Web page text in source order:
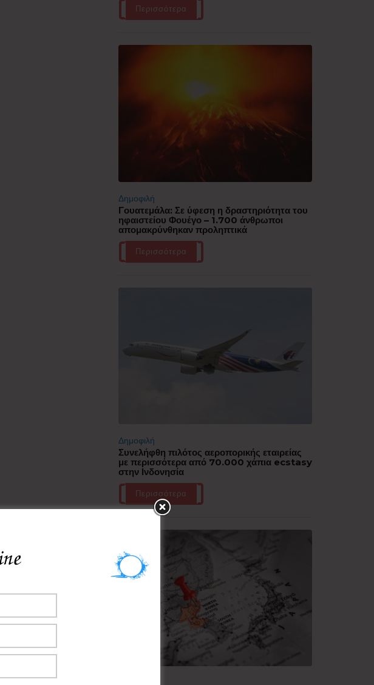
Περισσότερα
Δημοφιλή
Γουατεμάλα: Σε ύφεση η δραστηριότητα του
ηφαιστείου Φουέγο – 1.700 άνθρωποι
απομακρύνθηκαν προληπτικά
Περισσότερα
Δημοφιλή
Συνελήφθη πιλότος αεροπορικής εταιρείας
με περισσότερα από 70.000 χάπια ecstasy
στην Ινδονησία
Περισσότερα